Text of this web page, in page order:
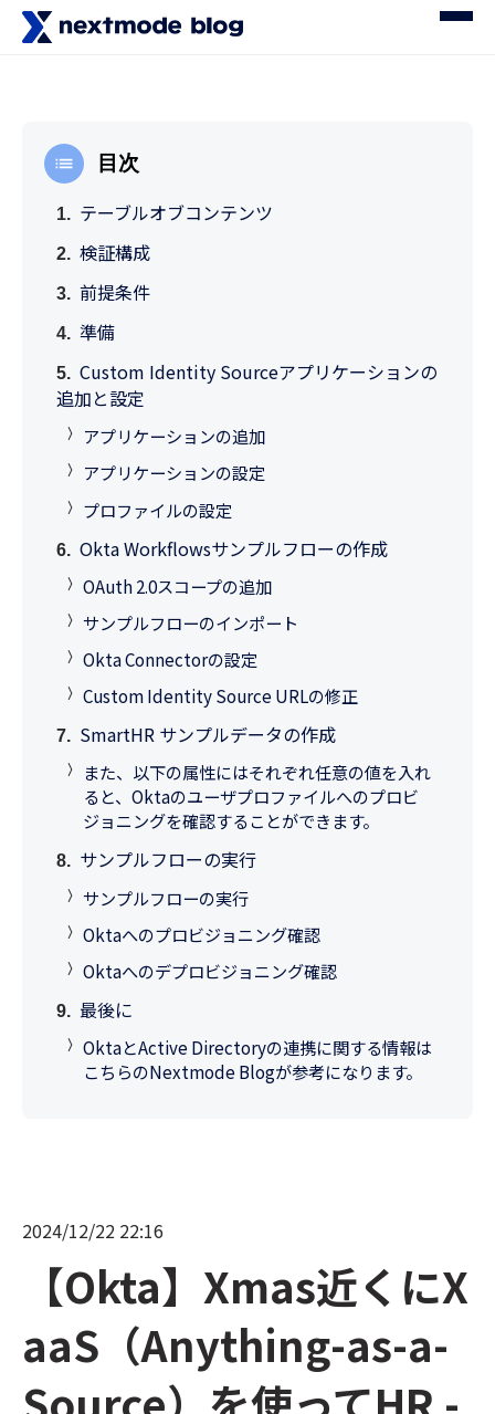
目次
テーブルオブコンテンツ
検証構成
前提条件
準備
Custom Identity Sourceアプリケーションの
追加と設定
アプリケーションの追加
アプリケーションの設定
プロファイルの設定
Okta Workflowsサンプルフローの作成
OAuth 2.0スコープの追加
サンプルフローのインポート
Okta Connectorの設定
Custom Identity Source URLの修正
SmartHR サンプルデータの作成
また、以下の属性にはそれぞれ任意の値を入れ
ると、Oktaのユーザプロファイルへのプロビ
ジョニングを確認することができます。
サンプルフローの実行
サンプルフローの実行
Oktaへのプロビジョニング確認
Oktaへのデプロビジョニング確認
最後に
OktaとActive Directoryの連携に関する情報は
こちらのNextmode Blogが参考になります。
2024/12/22 22:16
【Okta】Xmas近くにX
aaS（Anything-as-a-